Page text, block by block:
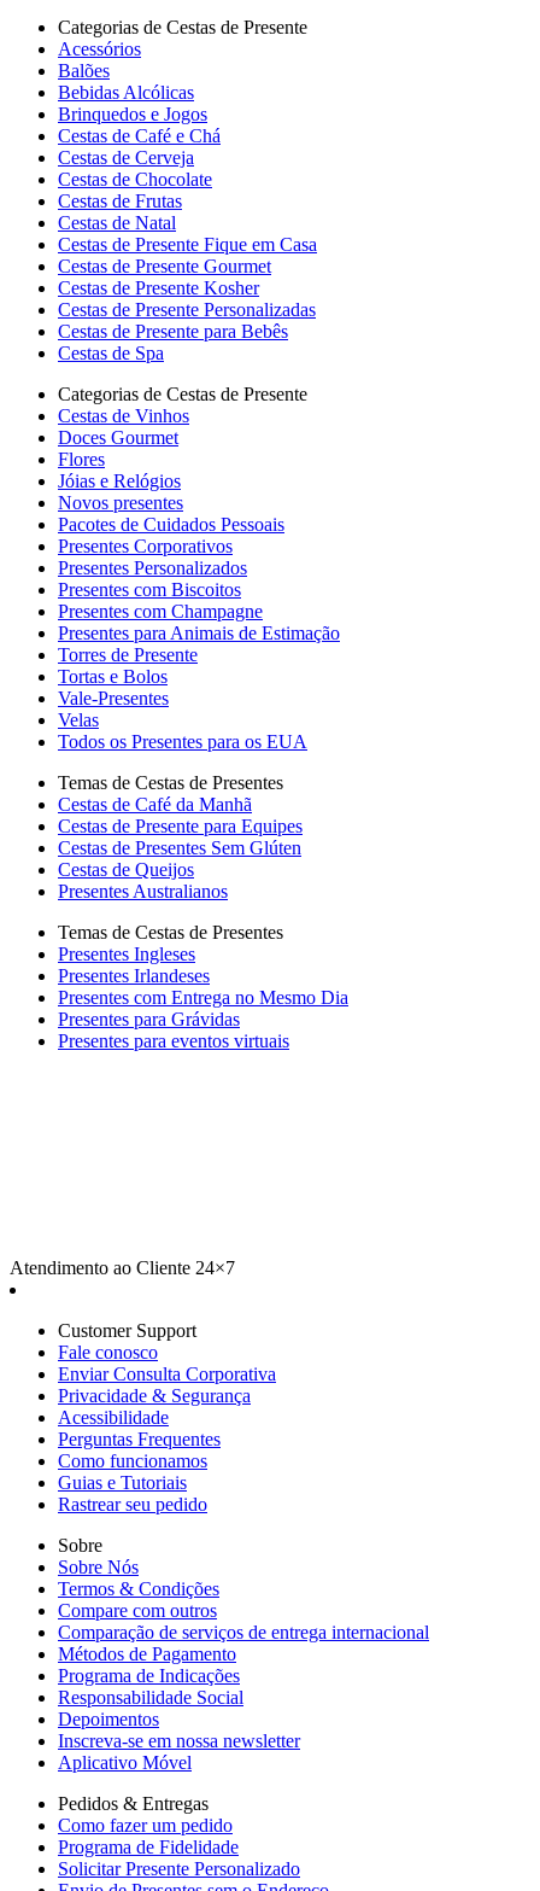
Categorias de Cestas de Presente
Acessórios
Balões
Bebidas Alcólicas
Brinquedos e Jogos
Cestas de Café e Chá
Cestas de Cerveja
Cestas de Chocolate
Cestas de Frutas
Cestas de Natal
Cestas de Presente Fique em Casa
Cestas de Presente Gourmet
Cestas de Presente Kosher
Cestas de Presente Personalizadas
Cestas de Presente para Bebês
Cestas de Spa
Categorias de Cestas de Presente
Cestas de Vinhos
Doces Gourmet
Flores
Jóias e Relógios
Novos presentes
Pacotes de Cuidados Pessoais
Presentes Corporativos
Presentes Personalizados
Presentes com Biscoitos
Presentes com Champagne
Presentes para Animais de Estimação
Torres de Presente
Tortas e Bolos
Vale-Presentes
Velas
Todos os Presentes para os EUA
Temas de Cestas de Presentes
Cestas de Café da Manhã
Cestas de Presente para Equipes
Cestas de Presentes Sem Glúten
Cestas de Queijos
Presentes Australianos
Temas de Cestas de Presentes
Presentes Ingleses
Presentes Irlandeses
Presentes com Entrega no Mesmo Dia
Presentes para Grávidas
Presentes para eventos virtuais
Atendimento ao Cliente 24×7
Customer Support
Fale conosco
Enviar Consulta Corporativa
Privacidade & Segurança
Acessibilidade
Perguntas Frequentes
Como funcionamos
Guias e Tutoriais
Rastrear seu pedido
Sobre
Sobre Nós
Termos & Condições
Compare com outros
Comparação de serviços de entrega internacional
Métodos de Pagamento
Programa de Indicações
Responsabilidade Social
Depoimentos
Inscreva-se em nossa newsletter
Aplicativo Móvel
Pedidos & Entregas
Como fazer um pedido
Programa de Fidelidade
Solicitar Presente Personalizado